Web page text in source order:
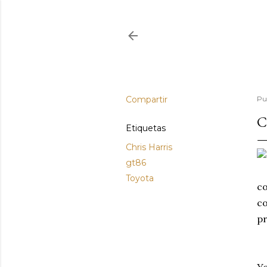
Compartir
Etiquetas
Chris Harris
gt86
Toyota